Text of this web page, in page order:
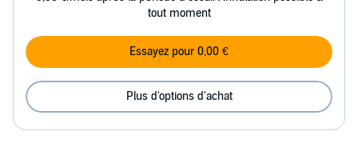
tout moment
Essayez pour 0,00 €
Plus d'options d'achat